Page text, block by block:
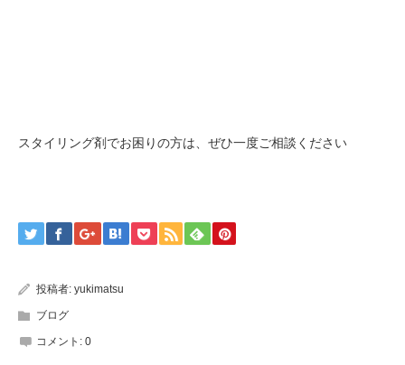
スタイリング剤でお困りの方は、ぜひ一度ご相談ください
投稿者: yukimatsu
ブログ
コメント: 0